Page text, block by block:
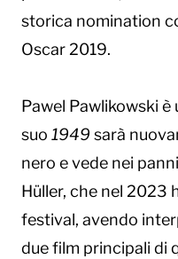
storica nomination
Oscar 2019.
Pawel Pawlikowski è
suo 1949 sarà
nero e vede nei
Hüller, che nel 2023
festival, avendo
due film principali di